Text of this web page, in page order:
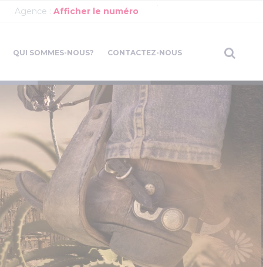
Agence : Afficher le numéro
QUI SOMMES-NOUS? CONTACTEZ-NOUS